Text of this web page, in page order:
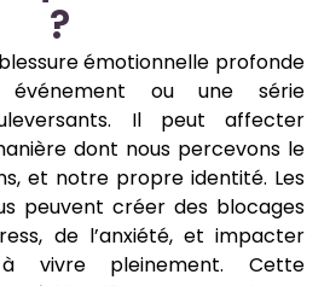
?
émotionnelle profonde
ou une série
Il peut affecter
dont nous percevons le
et notre propre identité. Les
peuvent créer des blocages
de l’anxiété, et impacter
vivre pleinement. Cette